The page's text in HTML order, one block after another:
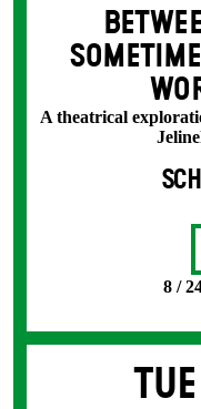
A theatrical
8 /